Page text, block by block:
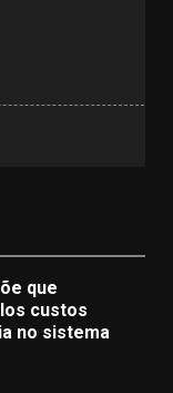
que
custos
no sistema